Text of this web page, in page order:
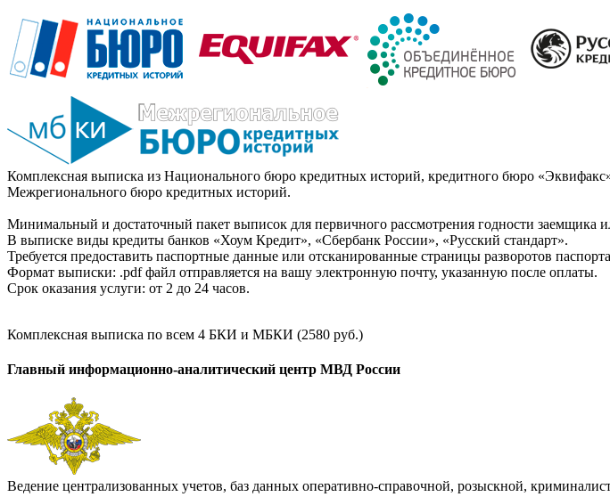
Комплексная выписка из Национального бюро кредитных историй, кредитного бюро
Межрегионального бюро кредитных историй.
Минимальный и достаточный пакет выписок для первичного рассмотрения годности заемщика
В выписке виды кредиты банков «Хоум Кредит», «Сбербанк России», «Русский стандарт».
Требуется предоставить паспортные данные или отсканированные страницы разворотов
Формат выписки: .pdf файл отправляется на вашу электронную почту, указанную после оплаты.
Срок оказания услуги: от 2 до 24 часов.
Комплексная выписка по всем 4 БКИ и МБКИ (2580 руб.)
Главный информационно-аналитический центр МВД России
Ведение централизованных учетов, баз данных оперативно-справочной, розыскной,